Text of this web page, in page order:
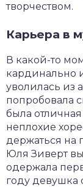
творчеством.
Карьера в
В какой-то
кардинально
уволилась из
попробовала
была
неплохие
держаться на
Юля Зиверт
одержала
году девушка